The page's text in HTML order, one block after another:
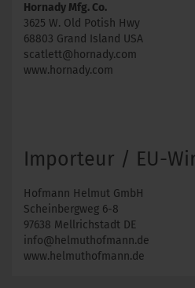
Hornady Mfg. Co.
3625 W. Old Potish Hwy
68803 Grand Island USA
scatlett@hornady.com
www.hornady.com
Importeur / EU-
Hofmann Helmut GmbH
Scheinbergweg 6-8
97638 Mellrichstadt DE
info@helmuthofmann.de
www.helmuthofmann.de